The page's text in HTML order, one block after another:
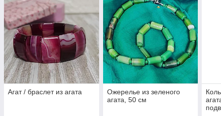
Агат / браслет из агата
Ожерелье из зеленого
агата, 50 см